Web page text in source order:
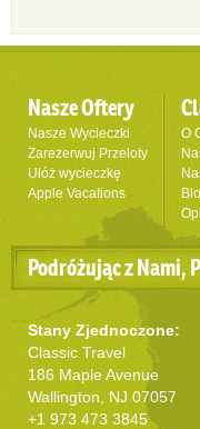
Nasze Oftery
Nasze Wycieczki
Zarezerwuj Przeloty
Ułóż wycieczkę
Apple Vacations
O
Podróżując z Nami,
Stany Zjednoczone:
Classic Travel
186 Maple Avenue
Wallington, NJ 07057
+1 973 473 3845